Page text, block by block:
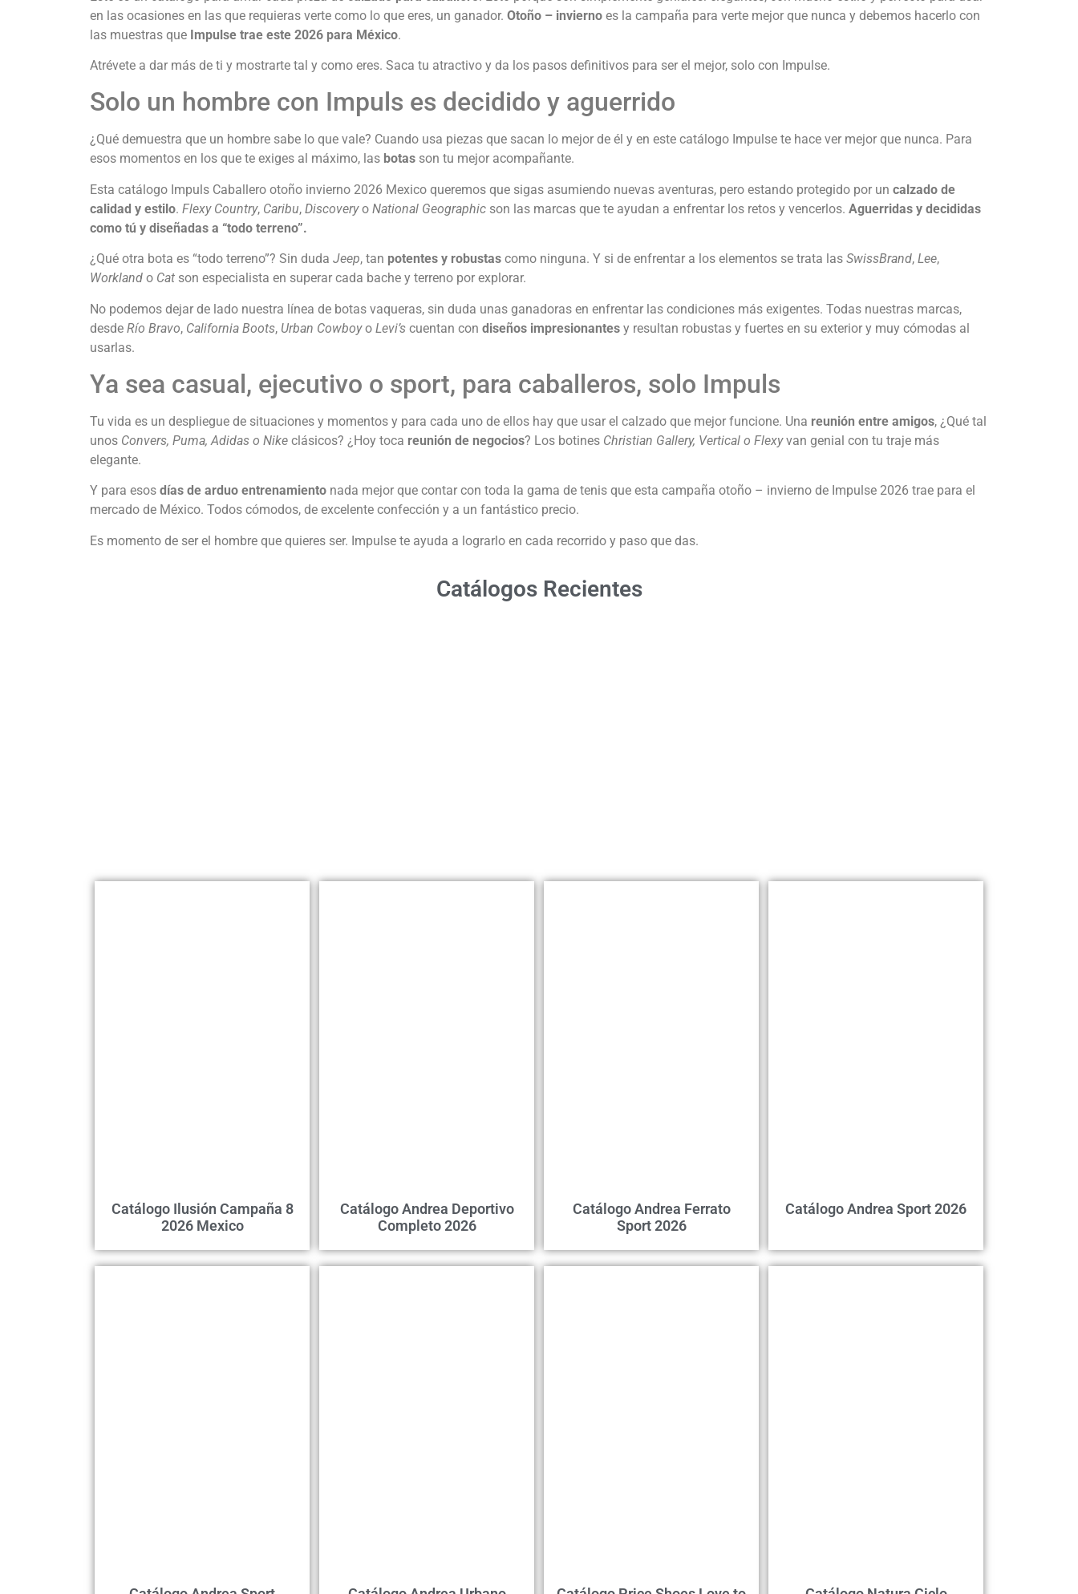
en las ocasiones en las que requieras verte como lo que eres, un ganador. Otoño – invierno es la campaña para verte mejor que nunca y debemos hacerlo con
las muestras que Impulse trae este 2026 para México.
Atrévete a dar más de ti y mostrarte tal y como eres. Saca tu atractivo y da los pasos definitivos para ser el mejor, solo con Impulse.
Solo un hombre con Impuls es decidido y aguerrido
¿Qué demuestra que un hombre sabe lo que vale? Cuando usa piezas que sacan lo mejor de él y en este catálogo Impulse te hace ver mejor que nunca. Para
esos momentos en los que te exiges al máximo, las botas son tu mejor acompañante.
Esta catálogo Impuls Caballero otoño invierno 2026 Mexico queremos que sigas asumiendo nuevas aventuras, pero estando protegido por un calzado de
calidad y estilo. Flexy Country, Caribu, Discoveryo National Geographic son las marcas que te ayudan a enfrentar los retos y vencerlos. Aguerridas y decididas
como tú y diseñadas a “todo terreno”.
¿Qué otra bota es “todo terreno”? Sin duda Jeep, tan potentes y robustas como ninguna. Y si de enfrentar a los elementos se trata las SwissBrand, Lee,
Workland o Cat son especialista en superar cada bache y terreno por explorar.
No podemos dejar de lado nuestra línea de botas vaqueras, sin duda unas ganadoras en enfrentar las condiciones más exigentes. Todas nuestras marcas,
desde Río Bravo, California Boots, Urban Cowboyo Levi’s cuentan con diseños impresionantes y resultan robustas y fuertes en su exterior y muy cómodas al
usarlas.
Ya sea casual, ejecutivo o sport, para caballeros, solo Impuls
Tu vida es un despliegue de situaciones y momentos y para cada uno de ellos hay que usar el calzado que mejor funcione. Una reunión entre amigos, ¿Qué tal
unos Convers, Puma, Adidas o Nike clásicos? ¿Hoy toca reunión de negocios? Los botines Christian Gallery, Vertical o Flexyvan genial con tu traje más
elegante.
Y para esos días de arduo entrenamiento nada mejor que contar con toda la gama de tenis que esta campaña otoño – invierno de Impulse 2026 trae para el
mercado de México. Todos cómodos, de excelente confección y a un fantástico precio.
Es momento de ser el hombre que quieres ser. Impulse te ayuda a lograrlo en cada recorrido y paso que das.
Catálogos Recientes
Catálogo Ilusión Campaña 8
2026 Mexico
Catálogo Andrea Deportivo
Completo 2026
Catálogo Andrea Ferrato
Sport 2026
Catálogo Andrea Sport 2026